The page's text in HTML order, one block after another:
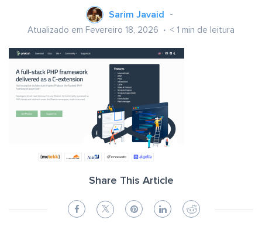
Sarim Javaid
Atualizado em Fevereiro 18, 2026 < 1 min de leitura
Share This Article